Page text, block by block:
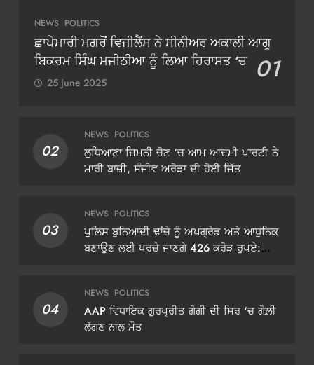
NEWS POLITICS
ਛਾਪੇਮਾਰੀ ਮਗਰੋਂ ਵਿਜੀਲੈਂਸ ਨੇ ਸੀਨੀਅਰ ਅਕਾਲੀ ਆਗੂ
ਬਿਕਰਮ ਸਿੰਘ ਮਜੀਠੀਆ ਨੂੰ ਲਿਆ ਹਿਰਾਸਤ ‘ਚ 01
25 June 2025
02
NEWS POLITICS
ਲੁਧਿਆਣਾ ਜ਼ਿਮਨੀ ਚੋਣ ‘ਚ ਆਮ ਆਦਮੀ ਪਾਰਟੀ ਨੇ
ਮਾਰੀ ਬਾਜ਼ੀ, ਸੰਜੀਵ ਅਰੋੜਾ ਦੀ ਹੋਈ ਜਿੱਤ
03
NEWS POLITICS
ਪੁਲਿਸ ਬੁਨਿਆਦੀ ਢਾਂਚੇ ਨੂੰ ਅਪਗ੍ਰੇਡ ਅਤੇ ਆਧੁਨਿਕ
ਬਣਾਉਣ ਲਈ ਖਰਚੇ ਜਾਣਗੇ 426 ਕਰੋੜ ਰੁਪਏ:
04
NEWS POLITICS
AAP ਵਿਧਾਇਕ ਗੁਰਪ੍ਰੀਤ ਗੋਗੀ ਦੀ ਸਿਰ ‘ਚ ਗੋਲ਼ੀ
ਲੱਗਣ ਨਾਲ ਮੌਤ